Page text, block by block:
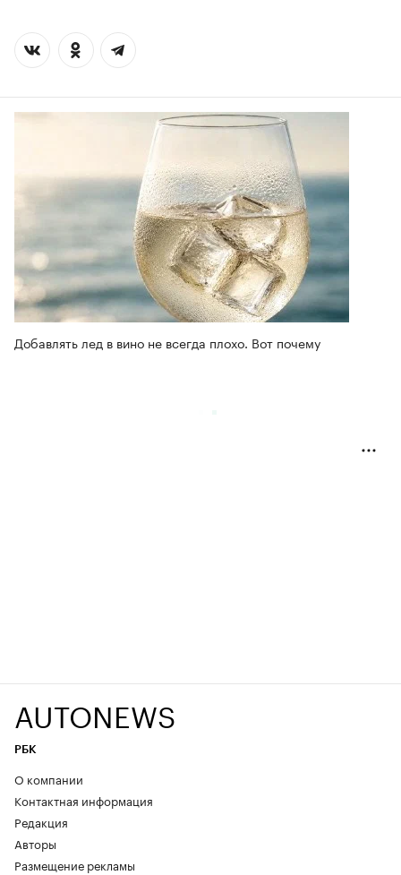
Добавлять лед в вино не всегда плохо. Вот почему
AUTONEWS
РБК
О компании
Контактная информация
Редакция
Авторы
Размещение рекламы